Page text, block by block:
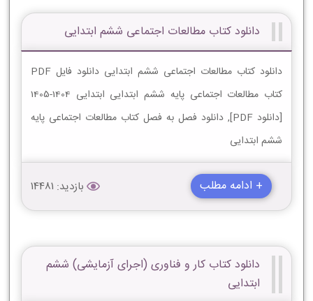
دانلود کتاب مطالعات اجتماعی ششم ابتدایی
دانلود کتاب مطالعات اجتماعی ششم ابتدایی دانلود فایل PDF
کتاب مطالعات اجتماعی پایه ششم ابتدایی ابتدایی 1404-1405
[دانلود PDF], دانلود فصل به فصل کتاب مطالعات اجتماعی پایه
ششم ابتدایی
+ ادامه مطلب بازدید: 14481
دانلود کتاب کار و فناوری (اجرای آزمایشی) ششم
ابتدایی